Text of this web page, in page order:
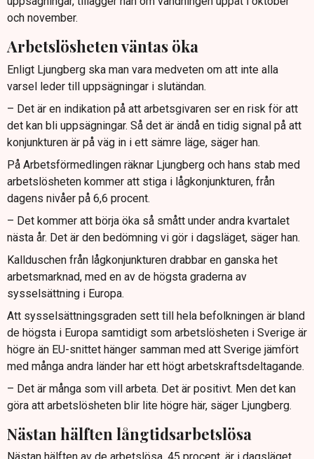
och november.
Arbetslösheten väntas öka
Enligt Ljungberg ska man vara medveten om att inte alla
varsel leder till uppsägningar i slutändan.
– Det är en indikation på att arbetsgivaren ser en risk för att
det kan bli uppsägningar. Så det är ändå en tidig signal på att
konjunkturen är på väg in i ett sämre läge, säger han.
På Arbetsförmedlingen räknar Ljungberg och hans stab med
arbetslösheten kommer att stiga i lågkonjunkturen, från
dagens nivåer på 6,6 procent.
– Det kommer att börja öka så smått under andra kvartalet
nästa år. Det är den bedömning vi gör i dagsläget, säger han.
Kallduschen från lågkonjunkturen drabbar en ganska het
arbetsmarknad, med en av de högsta graderna av
sysselsättning i Europa.
Att sysselsättningsgraden sett till hela befolkningen är bland
de högsta i Europa samtidigt som arbetslösheten i Sverige är
högre än EU-snittet hänger samman med att Sverige jämfört
med många andra länder har ett högt arbetskraftsdeltagande.
– Det är många som vill arbeta. Det är positivt. Men det kan
göra att arbetslösheten blir lite högre här, säger Ljungberg.
Nästan hälften långtidsarbetslösa